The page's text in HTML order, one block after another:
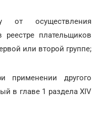
от осуществления
реестре плательщиков
или второй группе;
применении другого
в главе 1 раздела XIV